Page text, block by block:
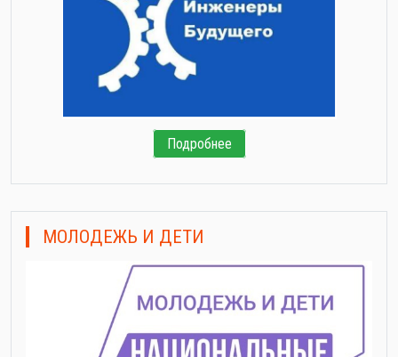
Подробнее
МОЛОДЕЖЬ И ДЕТИ